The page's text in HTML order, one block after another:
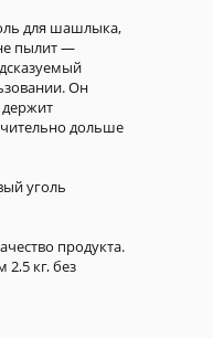
для шашлыка,
пылит —
Он
держит
дольше
уголь
продукта.
2,5 кг, без
рассчитывать